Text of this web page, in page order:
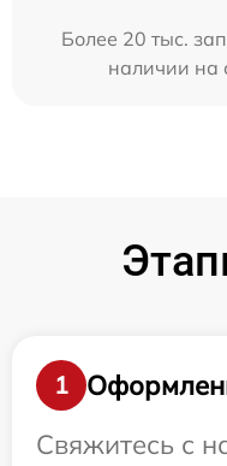
Более 20 тыс.
наличии на
1
Свяжитесь с